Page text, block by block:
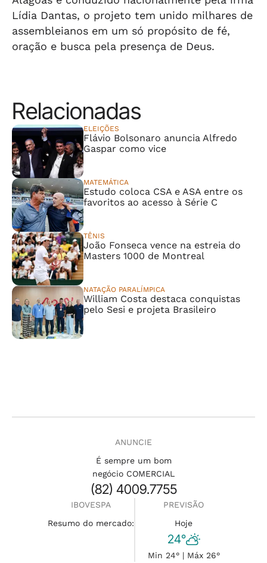
Lídia Dantas, o projeto tem unido milhares de
assembleianos em um só propósito de fé,
oração e busca pela presença de Deus.
Relacionadas
ELEIÇÕES
Flávio Bolsonaro anuncia Alfredo
Gaspar como vice
MATEMÁTICA
Estudo coloca CSA e ASA entre os
favoritos ao acesso à Série C
TÊNIS
João Fonseca vence na estreia do
Masters 1000 de Montreal
NATAÇÃO PARALÍMPICA
William Costa destaca conquistas
pelo Sesi e projeta Brasileiro
ANUNCIE
É sempre um bom
negócio COMERCIAL
(82) 4009.7755
IBOVESPA
Resumo do mercado:
PREVISÃO
Hoje
24°
Min 24° | Máx 26°